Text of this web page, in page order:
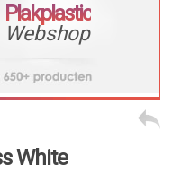
Plakplastic
Webshop
White